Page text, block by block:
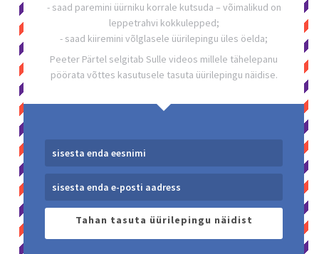
- saad paremini üürniku korrale kutsuda – võimalikud on
leppetrahvi kokkulepped;
- saad kiiremini võlglasele üürilepingu üles öelda;
Peeter Pärtel selgitab Sulle videos millele tähelepanu
pöörata võttes kasutusele tasuta üürilepingu näidise.
Tahan tasuta üürilepingu näidist